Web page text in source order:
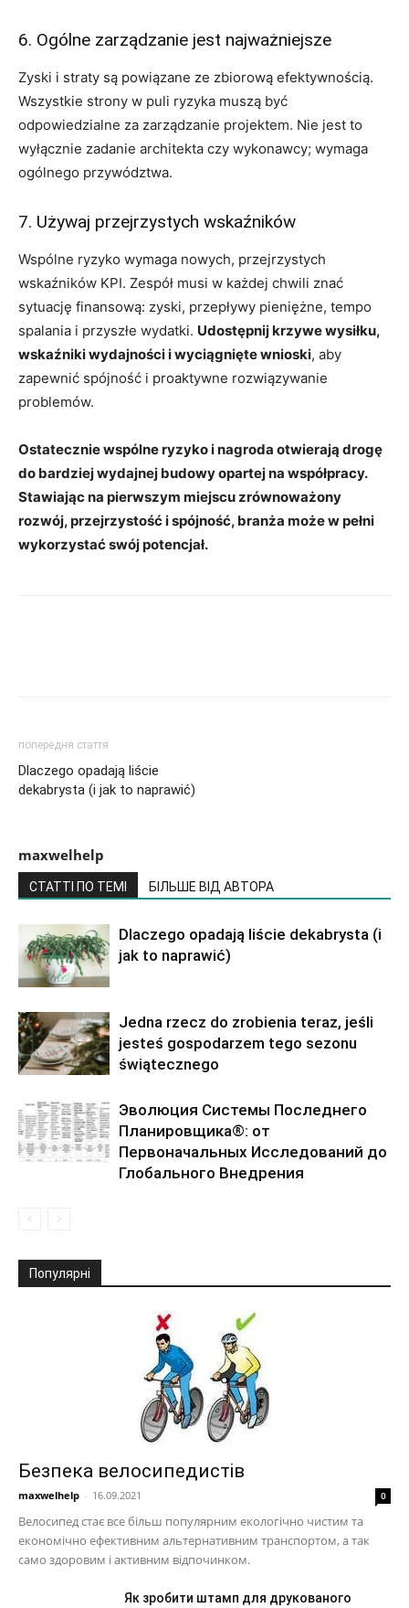
6. Ogólne zarządzanie jest najważniejsze
Zyski i straty są powiązane ze zbiorową efektywnością.
Wszystkie strony w puli ryzyka muszą być
odpowiedzialne za zarządzanie projektem. Nie jest to
wyłącznie zadanie architekta czy wykonawcy; wymaga
ogólnego przywództwa.
7. Używaj przejrzystych wskaźników
Wspólne ryzyko wymaga nowych, przejrzystych
wskaźników KPI. Zespół musi w każdej chwili znać
sytuację finansową: zyski, przepływy pieniężne, tempo
spalania i przyszłe wydatki. Udostępnij krzywe wysiłku,
wskaźniki wydajności i wyciągnięte wnioski, aby
zapewnić spójność i proaktywne rozwiązywanie
problemów.
Ostatecznie wspólne ryzyko i nagroda otwierają drogę
do bardziej wydajnej budowy opartej na współpracy.
Stawiając na pierwszym miejscu zrównoważony
rozwój, przejrzystość i spójność, branża może w pełni
wykorzystać swój potencjał.
попередня стаття
Dlaczego opadają liście
dekabrysta (i jak to naprawić)
maxwelhelp
СТАТТІ ПО ТЕМІ БІЛЬШЕ ВІД АВТОРА
Dlaczego opadają liście dekabrysta (i
jak to naprawić)
Jedna rzecz do zrobienia teraz, jeśli
jesteś gospodarzem tego sezonu
świątecznego
Эволюция Системы Последнего
Планировщика®: от
Первоначальных Исследований до
Глобального Внедрения
Популярні
Безпека велосипедистів
maxwelhelp - 16.09.2021 0
Велосипед стає все більш популярним екологічно чистим та
економічно ефективним альтернативним транспортом, а так
само здоровим і активним відпочинком.
Як зробити штамп для друкованого